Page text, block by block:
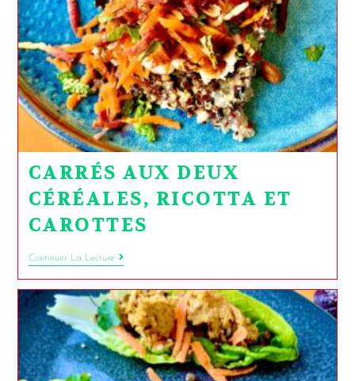
CARRÉS AUX DEUX
CÉRÉALES, RICOTTA ET
CAROTTES
Continuer La Lecture